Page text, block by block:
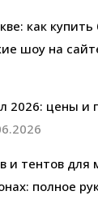
как
шоу на
2026: цены и
и тентов для
полное